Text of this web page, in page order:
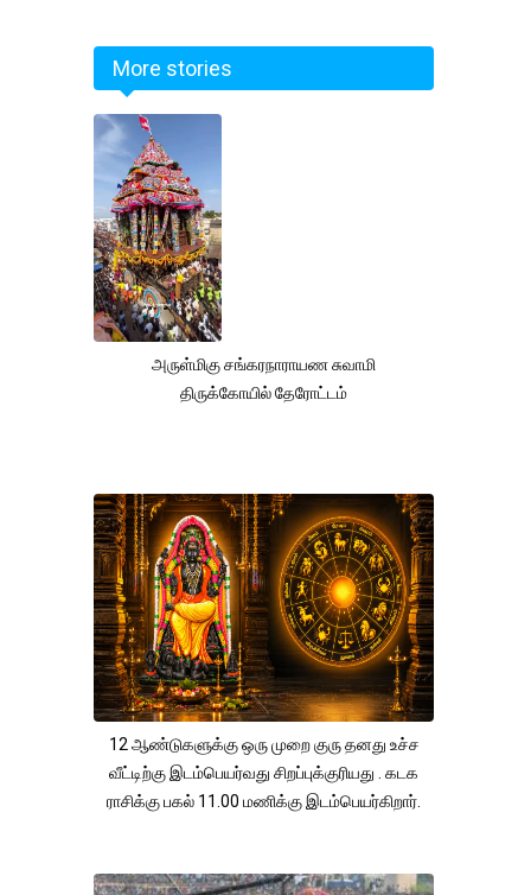
More stories
அருள்மிகு சங்கரநாராயண சுவாமி
திருக்கோயில் தேரோட்டம்
12 ஆண்டுகளுக்கு ஒரு முறை குரு தனது உச்ச
வீட்டிற்கு இடம்பெயர்வது சிறப்புக்குரியது . கடக
ராசிக்கு பகல் 11.00 மணிக்கு இடம்பெயர்கிறார்.